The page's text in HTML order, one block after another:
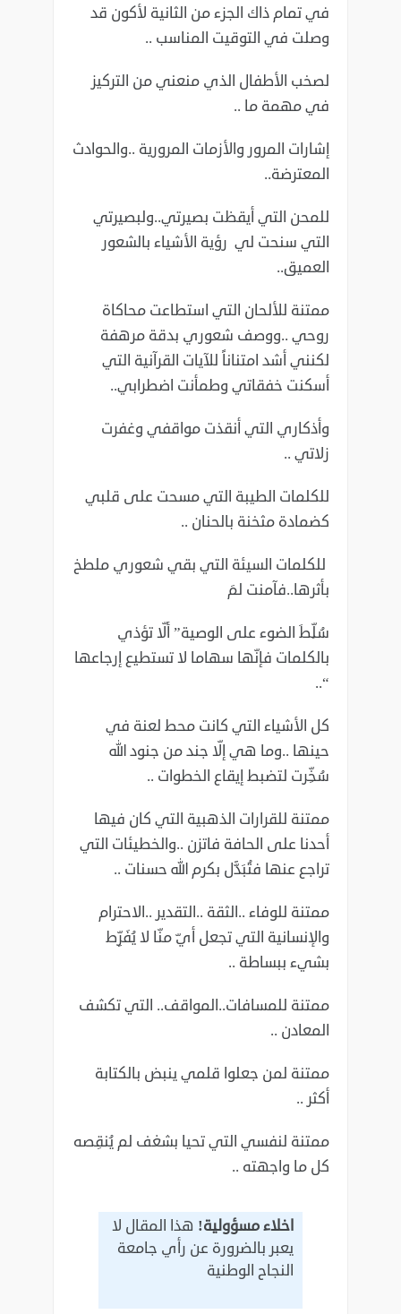
في تمام ذاك الجزء من الثانية لأكون قد
وصلت في التوقيت المناسب ..
لصخب الأطفال الذي منعني من التركيز
في مهمة ما ..
إشارات المرور والأزمات المرورية ..والحوادث
المعترضة..
للمحن التي أيقظت بصيرتي..ولبصيرتي
التي سنحت لي رؤية الأشياء بالشعور
العميق..
ممتنة للألحان التي استطاعت محاكاة
روحي ..ووصف شعوري بدقة مرهفة
لكنني أشد امتناناً للآيات القرآنية التي
أسكنت خفقاتي وطمأنت اضطرابي..
وأذكاري التي أنقذت مواقفي وغفرت
زلاتي ..
للكلمات الطيبة التي مسحت على قلبي
كضمادة مثخنة بالحنان ..
للكلمات السيئة التي بقي شعوري ملطخ
بأثرها..فآمنت لمَ
سُلِّطَ الضوء على الوصية” ألّا تؤذي
بالكلمات فإنّها سهاما لا تستطيع إرجاعها
“..
كل الأشياء التي كانت محط لعنة في
حينها ..وما هي إلّا جند من جنود الله
سُخِّرت لتضبط إيقاع الخطوات ..
ممتنة للقرارات الذهبية التي كان فيها
أحدنا على الحافة فاتزن ..والخطيئات التي
تراجع عنها فتُبَدَّل بكرم الله حسنات ..
ممتنة للوفاء ..الثقة ..التقدير ..الاحترام
والإنسانية التي تجعل أيّ منّا لا يُفَرِّط
بشيء ببساطة ..
ممتنة للمسافات..المواقف.. التي تكشف
المعادن ..
ممتنة لمن جعلوا قلمي ينبض بالكتابة
أكثر ..
ممتنة لنفسي التي تحيا بشغف لم يُنقِصه
كل ما واجهته ..
اخلاء مسؤولية! هذا المقال لا
يعبر بالضرورة عن رأي جامعة
النجاح الوطنية